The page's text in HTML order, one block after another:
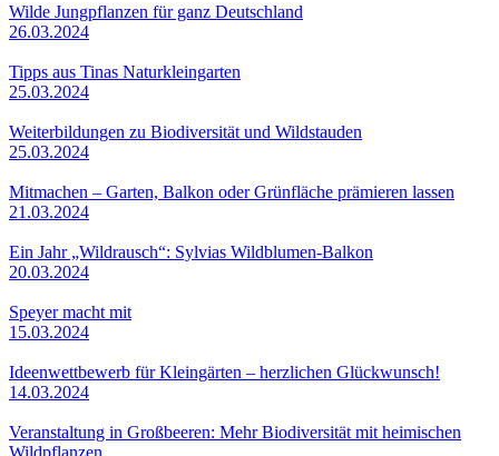
Wilde Jungpflanzen für ganz Deutschland
26.03.2024
Tipps aus Tinas Naturkleingarten
25.03.2024
Weiterbildungen zu Biodiversität und Wildstauden
25.03.2024
Mitmachen – Garten, Balkon oder Grünfläche prämieren lassen
21.03.2024
Ein Jahr „Wildrausch“: Sylvias Wildblumen-Balkon
20.03.2024
Speyer macht mit
15.03.2024
Ideenwettbewerb für Kleingärten – herzlichen Glückwunsch!
14.03.2024
Veranstaltung in Großbeeren: Mehr Biodiversität mit heimischen
Wildpflanzen